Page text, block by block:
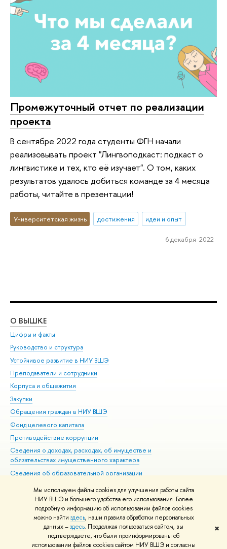
Мы используем файлы cookies для улучшения работы сайта
НИУ ВШЭ и большего удобства его использования. Более
подробную информацию об использовании файлов cookies
можно найти здесь, наши правила обработки персональных
данных –здесь. Продолжая пользоваться сайтом, вы
подтверждаете, что были проинформированы об
использовании файлов cookies сайтом НИУ ВШЭ и согласны
✖
Промежуточный отчет по реализации
проекта
В сентябре 2022 года студенты ФГН начали
реализовывать проект "Лингвоподкаст: подкаст о
лингвистике и тех, кто её изучает". О том, каких
результатов удалось добиться команде за 4 месяца
работы, читайте в презентации!
Университетская жизнь достижения идеи и опыт
6 декабря 2022
О ВЫШКЕ
Цифры и факты
Руководство и структура
Устойчивое развитие в НИУ ВШЭ
Преподаватели и сотрудники
Корпуса и общежития
Закупки
Обращения граждан в НИУ ВШЭ
Фонд целевого капитала
Противодействие коррупции
Сведения о доходах, расходах, об имуществе и
обязательствах имущественного характера
Сведения об образовательной организации
Людям с ограниченными возможностями здоровья
Единая платежная страница
Работа в Вышке
© НИУ ВШЭ 1993–2026 Адреса и контакты Условия использования